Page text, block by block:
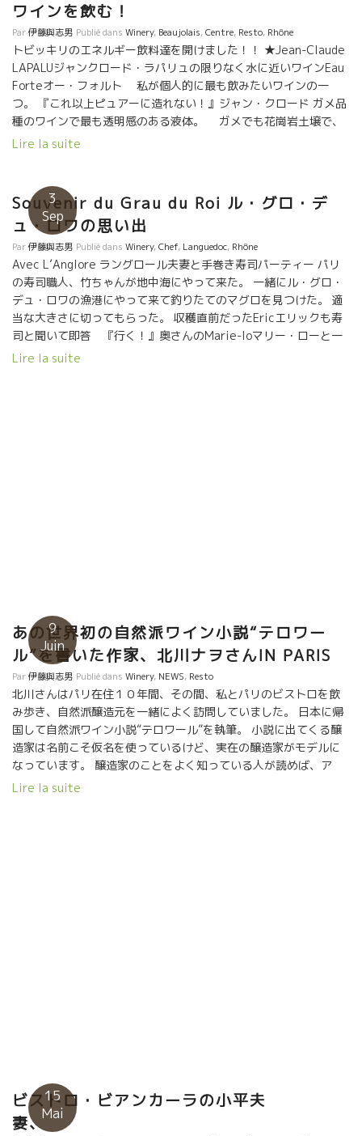
年からはぶどう畑も自分の所有となり、思い通りの作業ができた
というヴァランタンの2017年は凄い！ 筆 竹下
ワインを飲む！
Par伊藤與志男 Publié dans Winery, Beaujolais,Centre, Resto, Rhône
トビッキリのエネルギー飲料達を開けました！！ ★Jean-Claude
LAPALUジャンクロード・ラパリュの限りなく水に近いワインEau
Forteオー・フォルト 私が個人的に最も飲みたいワインの一
つ。 『これ以上ピュアーに造れない！』ジャン・クロード ガメ品
種のワインで最も透明感のある液体。 ガメでも花崗岩土壌で、
こんなワインが造れるんだ、と驚かされたワイン。遠くに伸びて
然派ワインビストロのヌーヴェル・メリーを創設したニコラが故
郷のAveyronアヴェイロン（オヴェルニュ地方の南）に戻り、ワ
イン産地で最も太陽光線が少ない産地にて孤軍奮闘して醸してい
るニコラのワイン。フェール・サヴァドゥ品種。 軽快でいながら
フレッシュさを、やさしい果実味で包み込んだユニークなスタイ
ル。他の地方では絶対にないバランス。 ★L’Anglore ラングロー
ル 、今や自然派ワインの世界ではトップ・オブ・トップの醸造
家の一人、エリック・プフェーリングが醸すEyrolleエイロール 粘
土石灰質土壌のグルナッシュを主体にクレレット品種も僅かに使
ったキューヴェ。 粘土石灰質土壌の潮味、昆布ダシ系の旨味のあ
Lire la suite
3
Sep
Souvenir du Grau du Roi ル・グロ・デ
ュ・ロワの思い出
Par伊藤與志男 Publié dans Winery,Chef, Languedoc, Rhône
Avec L’Anglore ラングロール夫妻と手巻き寿司パーティー パリ
の寿司職人、竹ちゃんが地中海にやって来た。 一緒にル・グロ・
デュ・ロワの漁港にやって来て釣りたてのマグロを見つけた。 適
当な大きさに切ってもらった。 収穫直前だったEricエリックも寿
司と聞いて即答 『行く！』奥さんのMarie-loマリー・ローと一
緒にやって来た。 竹ちゃんは私がパリに帰るとすぐに直行する美
Lire la suite
9
Juin
あの世界初の自然派ワイン小説“テロワー
ル”を書いた作家、北川ナヲさんIN PARIS
Par伊藤與志男 Publié dans Winery, NEWS, Resto
北川さんはパリ在住１０年間、その間、私とパリのビストロを飲
み歩き、自然派醸造元を一緒によく訪問していました。 日本に帰
国して自然派ワイン小説“テロワール”を執筆。 小説に出てくる醸
造家は名前こそ仮名を使っているけど、実在の醸造家がモデルに
なっています。 醸造家のことをよく知っている人が読めば、ア
ッ！これはマルセルだ、ポールだ、と判るはず。 ソムリエ志望の
ナヲ著 文芸社
Lire la suite
15
Mai
ビストロ・ビアンカーラの小平夫
妻